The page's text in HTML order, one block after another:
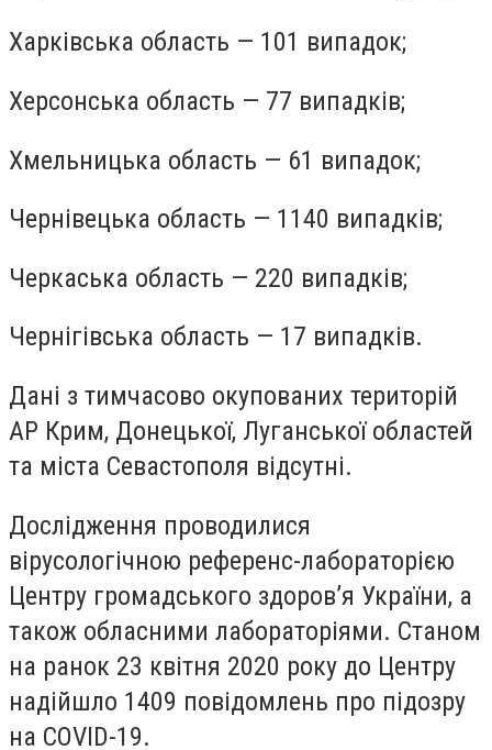
Харківська область — 101 випадок;
Херсонська область — 77 випадків;
Хмельницька область — 61 випадок;
Чернівецька область — 1140 випадків;
Черкаська область — 220 випадків;
Чернігівська область — 17 випадків.
Дані з тимчасово окупованих територій
АР Крим, Донецької, Луганської областей
та міста Севастополя відсутні.
Дослідження проводилися
вірусологічною референс-лабораторією
Центру громадського здоров’я України, а
також обласними лабораторіями. Станом
на ранок 23 квітня 2020 року до Центру
надійшло 1409 повідомлень про підозру
на COVID-19.